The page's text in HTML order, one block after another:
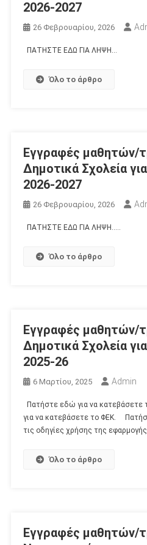
2026-2027
26 Φεβρουαρίου, 2026
ΠΑΤΗΣΤΕ ΕΔΩ ΓΙΑ ΛΗΨΗ…
Όλο το άρθρο
Εγγραφές μαθητών/
Δημοτικά Σχολεία
2026-2027
26 Φεβρουαρίου, 2026
ΠΑΤΗΣΤΕ ΕΔΩ ΓΙΑ ΛΗΨΗ…..
Όλο το άρθρο
Εγγραφές μαθητών/
Δημοτικά Σχολεία
2025-26
6 Μαρτίου, 2025 Admin
Πατήστε εδώ για να
για να κατεβάσετε το ΦΕΚ.
τις οδηγίες χρήσης της εφαρμογής
Όλο το άρθρο
Εγγραφές μαθητών/